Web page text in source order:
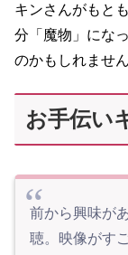
キンさんがもと
分「魔物」にな
のかもしれません
お手伝い
前から興味が
聴。映像がす